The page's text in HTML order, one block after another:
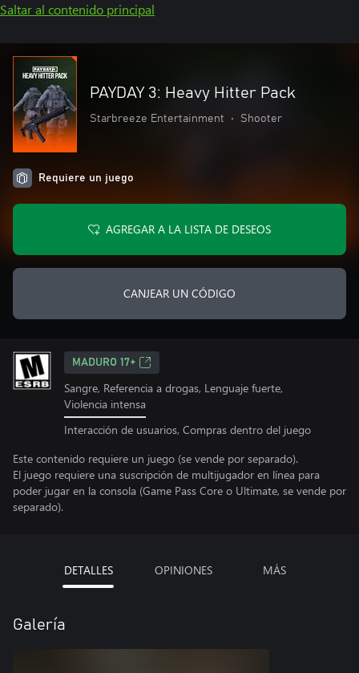
Saltar al contenido principal
PAYDAY 3: Heavy Hitter Pack
Starbreeze Entertainment • Shooter
Requiere un juego
AGREGAR A LA LISTA DE DESEOS
CANJEAR UN CÓDIGO
MADURO 17+
Sangre, Referencia a drogas, Lenguaje fuerte,
Violencia intensa
Interacción de usuarios, Compras dentro del juego
Este contenido requiere un juego (se vende por separado).
El juego requiere una suscripción de multijugador en línea para
poder jugar en la consola (Game Pass Core o Ultimate, se vende por
separado).
DETALLES OPINIONES MÁS
Galería